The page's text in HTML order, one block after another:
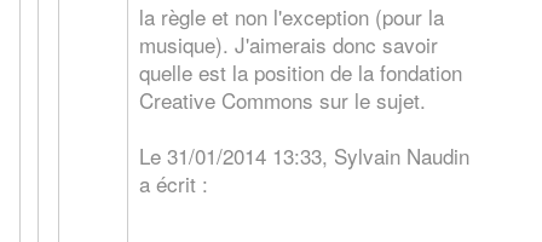
la règle et non l'exception (pour la
musique). J'aimerais donc savoir
quelle est la position de la fondation
Creative Commons sur le sujet.
Le 31/01/2014 13:33, Sylvain Naudin
a écrit :